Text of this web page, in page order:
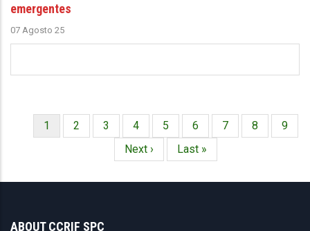
emergentes
07 Agosto 25
Paginación
Página
actual
1 Página
2 Página
3 Página
4 Página
5 Página
6 Página
7 Página
8
9
Siguiente
página
Next ›
Última
página
Last »
ABOUT CCRIF SPC